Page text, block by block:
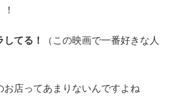
てる！
（この映画で一番好きな人
お店ってあまりないんですよね